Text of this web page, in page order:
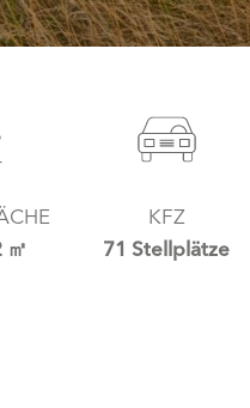
㎡
KFZ
71 Stellplätze